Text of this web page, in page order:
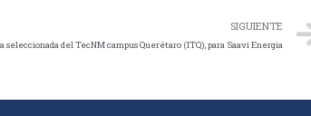
SIGUIENTE
seleccionada del TecNM campus Querétaro (ITQ), para Saavi Energia